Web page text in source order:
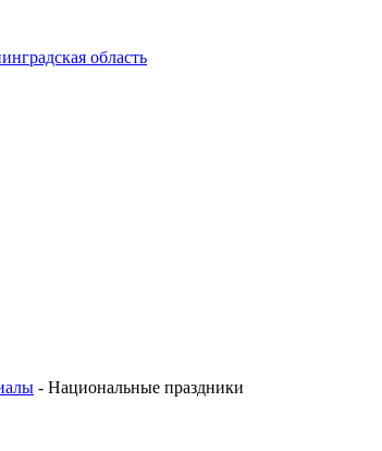
область
- Национальные праздники